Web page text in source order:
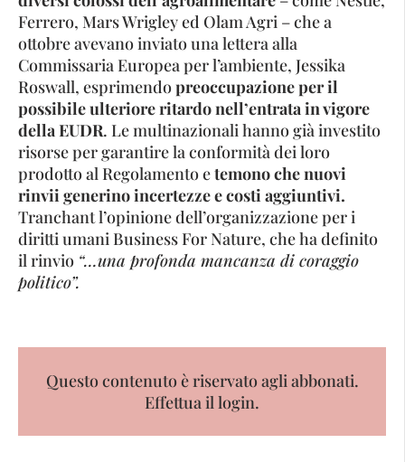
Ferrero, Mars Wrigley ed Olam Agri – che a
ottobre avevano inviato una lettera alla
Commissaria Europea per l’ambiente, Jessika
Roswall, esprimendopreoccupazione per il
possibile ulteriore ritardo nell’entrata in vigore
della EUDR. Le multinazionali hanno già investito
risorse per garantire la conformità dei loro
prodotto al Regolamento etemono che nuovi
rinvii generino incertezze e costi aggiuntivi.
Tranchant l’opinione dell’organizzazione per i
diritti umani Business For Nature, che ha definito
il rinvio “…una profonda mancanza di coraggio
politico”.
Questo contenuto è riservato agli abbonati.
Effettua il login.